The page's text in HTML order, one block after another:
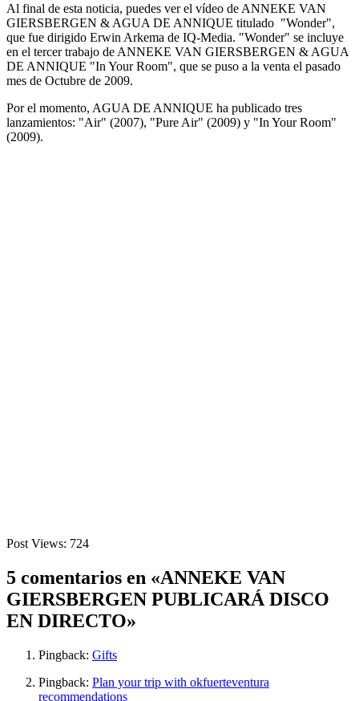
Al final de esta noticia, puedes ver el vídeo de ANNEKE VAN
GIERSBERGEN & AGUA DE ANNIQUE titulado "Wonder",
que fue dirigido Erwin Arkema de IQ-Media. "Wonder" se incluye
en el tercer trabajo de ANNEKE VAN GIERSBERGEN & AGUA
DE ANNIQUE "In Your Room", que se puso a la venta el pasado
mes de Octubre de 2009.
Por el momento, AGUA DE ANNIQUE ha publicado tres
lanzamientos: "Air" (2007), "Pure Air" (2009) y "In Your Room"
(2009).
Post Views: 724
5 comentarios en «ANNEKE VAN
GIERSBERGEN PUBLICARÁ DISCO
EN DIRECTO»
Pingback: Gifts
Pingback: Plan your trip with okfuerteventura
recommendations